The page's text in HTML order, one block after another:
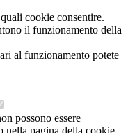
cookie consentire.
il funzionamento della
al funzionamento potete
possono essere